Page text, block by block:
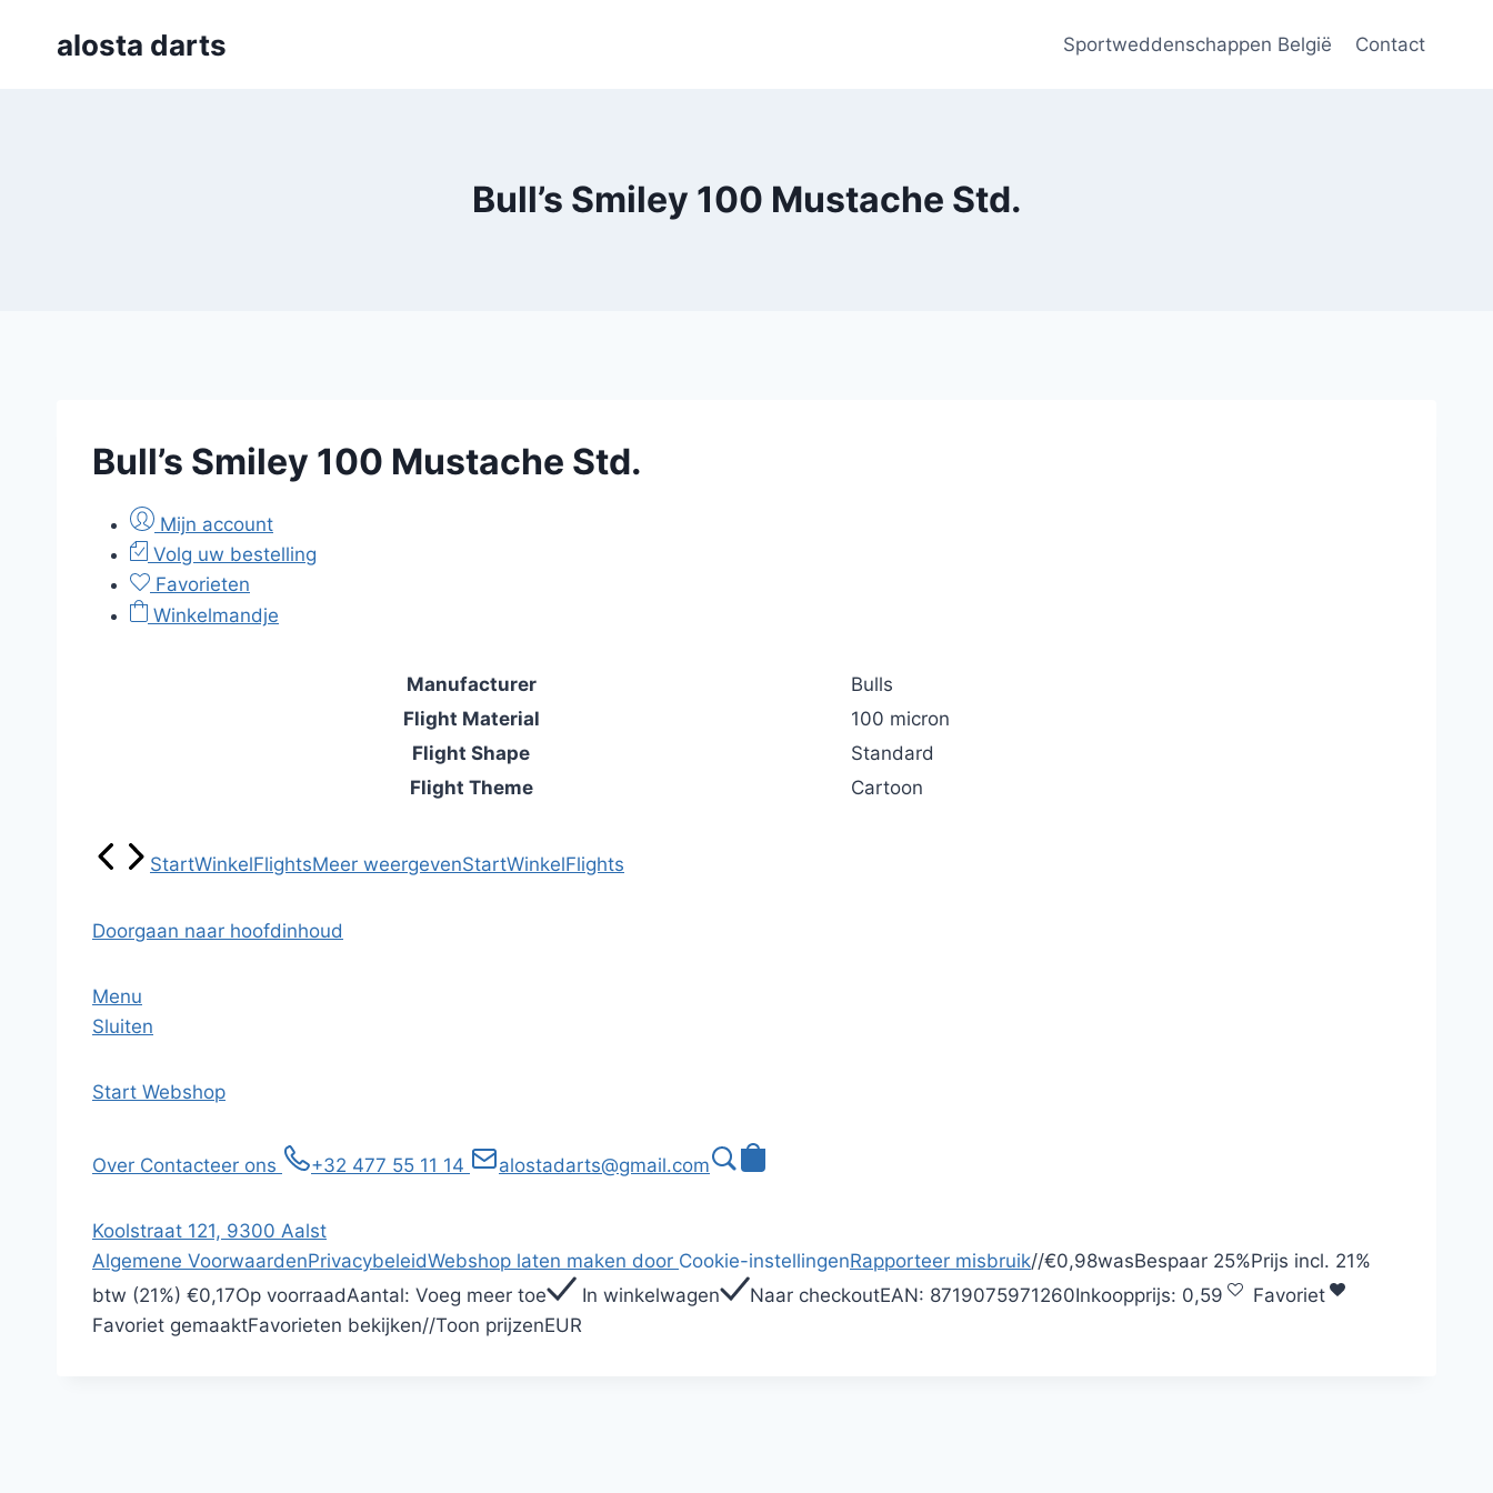
alosta darts Sportweddenschappen België Contact
Bull’s Smiley 100 Mustache Std.
Bull’s Smiley 100 Mustache Std.
Mijn account
Volg uw bestelling
Favorieten
Winkelmandje
Manufacturer
Bulls
Flight Material
100 micron
Flight Shape
Standard
Flight Theme
Cartoon
StartWinkelFlightsMeer weergevenStartWinkelFlights
Doorgaan naar hoofdinhoud
Menu
Sluiten
Start Webshop
Over Contacteer ons +32 477 55 11 14 alostadarts@gmail.com
Koolstraat 121, 9300 Aalst
Algemene VoorwaardenPrivacybeleidWebshop laten maken door Cookie-instellingenRapporteer misbruik//€0,98wasBespaar 25%Prijs incl. 21%
btw (21%) €0,17Op voorraadAantal: Voeg meer toe In winkelwagen Naar checkoutEAN: 8719075971260Inkoopprijs: 0,59
Favoriet
Favoriet gemaaktFavorieten bekijken//Toon prijzenEUR